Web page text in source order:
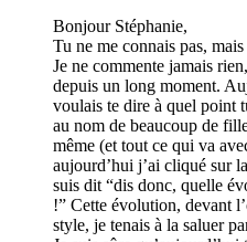
Bonjour Stéphanie,
Tu ne me connais pas,
Je ne commente jamais
depuis un long moment.
voulais te dire à quel point
au nom de beaucoup de
même (et tout ce qui va
aujourd’hui j’ai cliqué sur
suis dit “dis donc, quelle
!” Cette évolution, devant
style, je tenais à la saluer